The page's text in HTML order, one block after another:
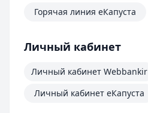
Горячая линия еКапуста
Личный кабинет
Личный кабинет Webbankir
Личный кабинет еКапуста